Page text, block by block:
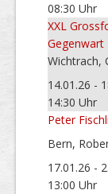
08:30 Uhr
XXL
Gegenwart
Wichtrach,
14.01.26 -
14:30 Uhr
Peter
Bern,
17.01.26 -
13:00 Uhr